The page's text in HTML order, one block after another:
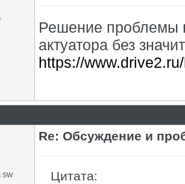
Решение проблемы
актуатора без
https://
SW
Re: Обсуждение и
Цитата: